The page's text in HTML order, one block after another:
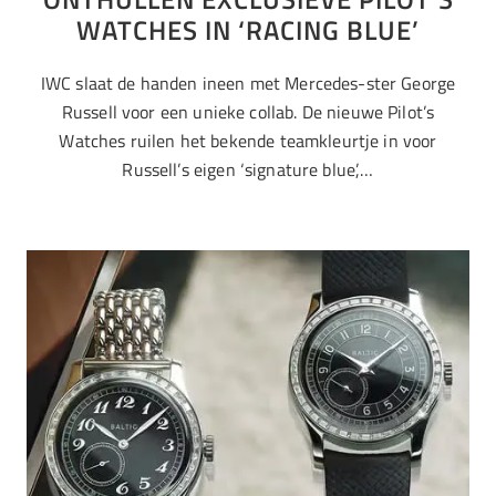
WATCHES IN ‘RACING BLUE’
IWC slaat de handen ineen met Mercedes-ster George
Russell voor een unieke collab. De nieuwe Pilot’s
Watches ruilen het bekende teamkleurtje in voor
Russell’s eigen ‘signature blue’,…